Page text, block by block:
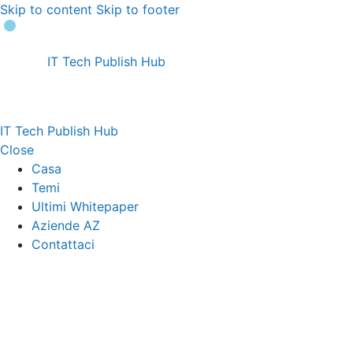
Skip to content Skip to footer
IT Tech Publish Hub
IT Tech Publish Hub
Close
Casa
Temi
Ultimi Whitepaper
Aziende AZ
Contattaci